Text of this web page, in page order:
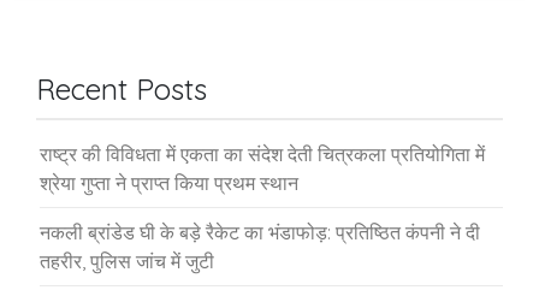
Recent Posts
राष्ट्र की विविधता में एकता का संदेश देती चित्रकला प्रतियोगिता में
श्रेया गुप्ता ने प्राप्त किया प्रथम स्थान
नकली ब्रांडेड घी के बड़े रैकेट का भंडाफोड़: प्रतिष्ठित कंपनी ने दी
तहरीर, पुलिस जांच में जुटी